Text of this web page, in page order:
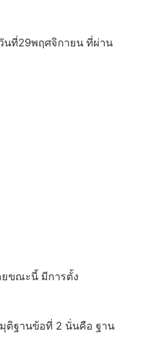
นที่29พฤศจิกายน ที่ผ่าน
ยขณะนี้ มีการตั้ง
มุติฐานข้อที่ 2 นั่นคือ ฐาน